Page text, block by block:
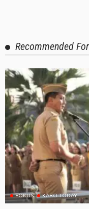
Recommended
FOKUS KARO TODAY